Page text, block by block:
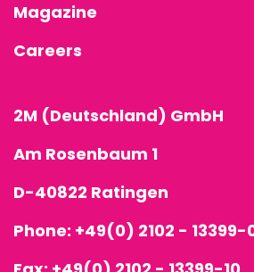
Magazine
Careers
2M (Deutschland) GmbH
Am Rosenbaum 1
D-40822 Ratingen
Phone: +49(0) 2102 - 13399-